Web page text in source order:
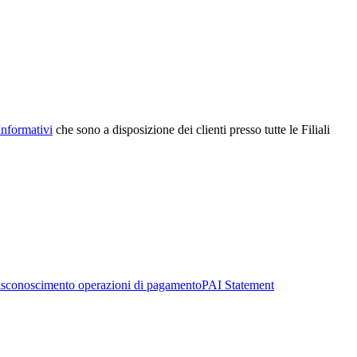
che sono a disposizione dei clienti presso tutte le Filiali
operazioni di pagamentoPAI Statement